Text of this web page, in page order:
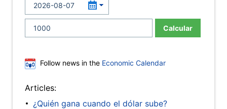
Calcular
Follow news in the Economic Calendar
Articles:
¿Quién gana cuando el dólar sube?